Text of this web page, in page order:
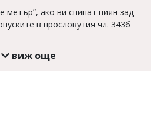
метър”, ако ви спипат пиян зад
в прословутия чл. 343б
виж още